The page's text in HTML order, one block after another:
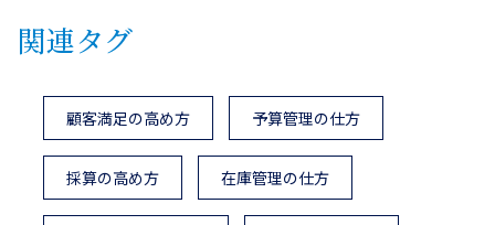
関連タグ
顧客満足の高め方 予算管理の仕方
採算の高め方 在庫管理の仕方